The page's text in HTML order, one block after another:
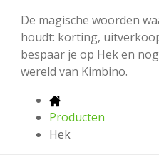
De magische woorden
houdt: korting,
bespaar je op Hek en
wereld van Kimbino.
Producten
Hek